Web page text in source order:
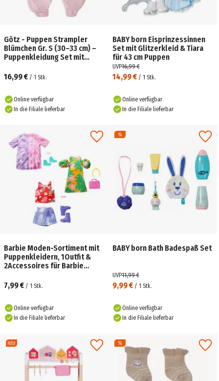
Götz - Puppen Strampler
Blümchen Gr. S (30–33 cm) –
Puppenkleidung Set mit
16,99 € / 1 Stk.
Online verfügbar
In die Filiale lieferbar
BABY born Eisprinzessinnen
Set mit Glitzerkleid & Tiara
für 43 cm Puppen
14,99 € / 1 Stk.
UVP16,99 €
Online verfügbar
In die Filiale lieferbar
Barbie Moden-Sortiment mit
Puppenkleidern, 1Outfit &
2Accessoires für Barbie
7,99 € / 1 Stk.
Online verfügbar
In die Filiale lieferbar
BABY born Bath Badespaß Set
9,99 € / 1 Stk.
UVP11,99 €
Online verfügbar
In die Filiale lieferbar